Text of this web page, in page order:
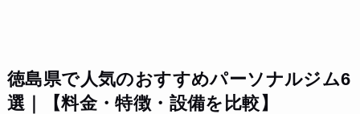
徳島県で人気のおすすめパーソナルジム6
選｜【料金・特徴・設備を比較】